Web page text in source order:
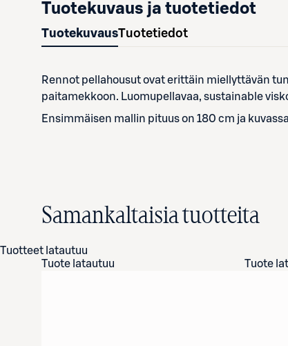
Tuotekuvaus ja tuotetiedot
TuotekuvausTuotetiedot
Rennot pellahousut ovat erittäin miellyttävän
paitamekkoon. Luomupellavaa, sustainable
Ensimmäisen mallin pituus on 180 cm ja
Samankaltaisia tuotteita
Tuotteet latautuu
Tuote latautuu
Tuote